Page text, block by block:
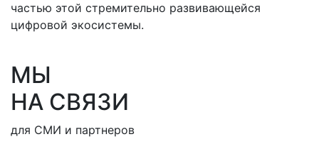
частью этой стремительно развивающейся
цифровой экосистемы.
МЫ
НА СВЯЗИ
для СМИ и партнеров